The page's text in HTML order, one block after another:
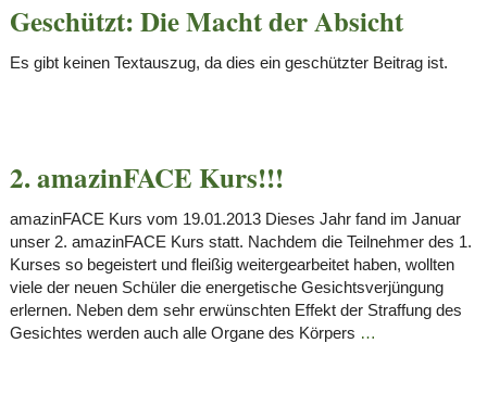
Geschützt: Die Macht der Absicht
Es gibt keinen Textauszug, da dies ein geschützter Beitrag ist.
2. amazinFACE Kurs!!!
amazinFACE Kurs vom 19.01.2013 Dieses Jahr fand im Januar
unser 2. amazinFACE Kurs statt. Nachdem die Teilnehmer des 1.
Kurses so begeistert und fleißig weitergearbeitet haben, wollten
viele der neuen Schüler die energetische Gesichtsverjüngung
erlernen. Neben dem sehr erwünschten Effekt der Straffung des
Gesichtes werden auch alle Organe des Körpers …